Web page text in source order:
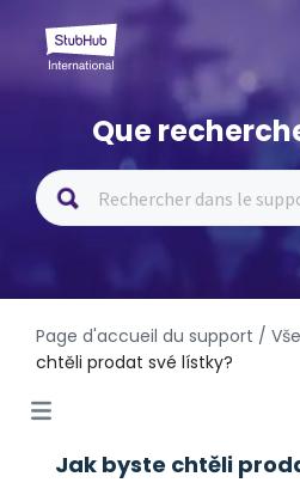
Que
Page d'accueil du support /
chtěli prodat své lístky?
Jak byste chtěli